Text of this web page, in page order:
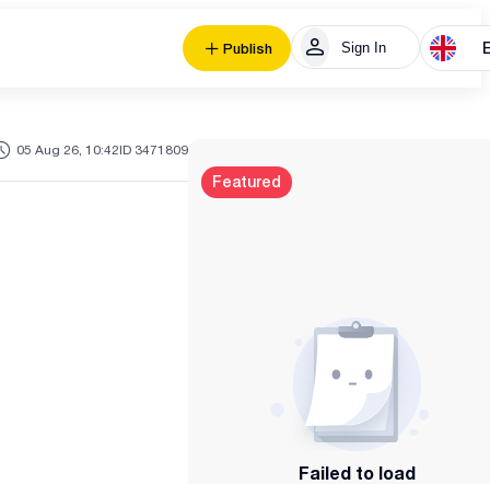
Publish Sign In
05 Aug 26, 10:42ID 3471809
Featured
Failed to load